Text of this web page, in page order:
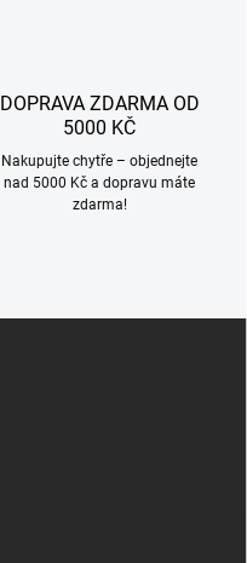
DOPRAVA ZDARMA OD
5000 KČ
Nakupujte chytře – objednejte
nad 5000 Kč a dopravu máte
zdarma!